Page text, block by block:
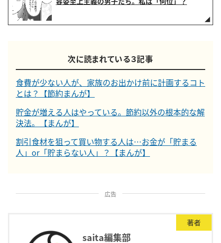
次に読まれている３記事
食費が少ない人が、家族のお出かけ前に計画するコト
とは？【節約まんが】
貯金が増える人はやっている。節約以外の根本的な解
決法。【まんが】
割引食材を狙って買い物する人は…お金が「貯まる
人」or「貯まらない人」？【まんが】
広告
著者
saita編集部